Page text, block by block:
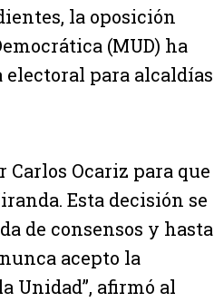
la oposición
(MUD) ha
electoral para alcaldías
Ocariz para que
Esta decisión se
de consensos y hasta
acepto la
Unidad”, afirmó al